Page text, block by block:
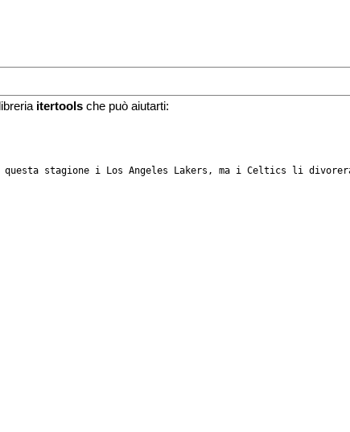
itertoolsche può aiutarti:
stagione i Los Angeles Lakers, ma i Celtics li